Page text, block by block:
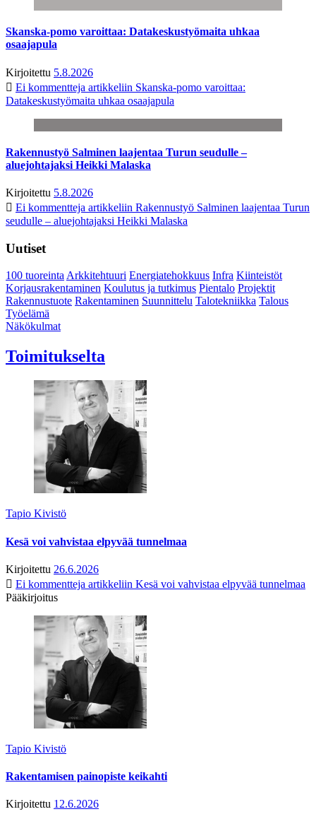
Skanska-pomo varoittaa: Datakeskustyömaita uhkaa
osaajapula
Kirjoitettu 5.8.2026
Ei kommentteja artikkeliin Skanska-pomo varoittaa:
Datakeskustyömaita uhkaa osaajapula
Rakennustyö Salminen laajentaa Turun seudulle –
aluejohtajaksi Heikki Malaska
Kirjoitettu 5.8.2026
Ei kommentteja artikkeliin Rakennustyö Salminen laajentaa Turun
seudulle – aluejohtajaksi Heikki Malaska
Uutiset
100 tuoreintaArkkitehtuuri Energiatehokkuus Infra Kiinteistöt
Korjausrakentaminen Koulutus ja tutkimus Pientalo Projektit
Rakennustuote Rakentaminen Suunnittelu Talotekniikka Talous
Työelämä
Näkökulmat
Toimitukselta
Tapio Kivistö
Kesä voi vahvistaa elpyvää tunnelmaa
Kirjoitettu 26.6.2026
Ei kommentteja artikkeliin Kesä voi vahvistaa elpyvää tunnelmaa
Pääkirjoitus
Tapio Kivistö
Rakentamisen painopiste keikahti
Kirjoitettu 12.6.2026